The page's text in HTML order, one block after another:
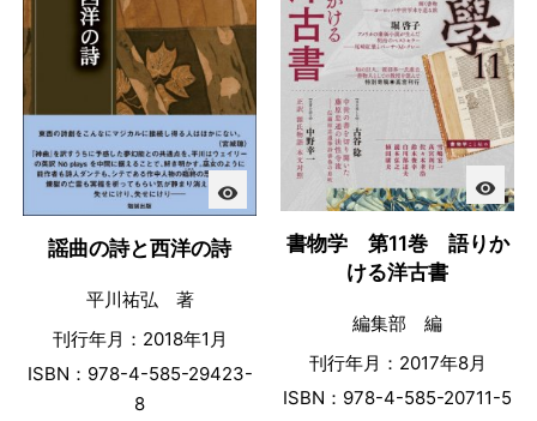
visibility
謡曲の詩と西洋の詩
平川祐弘 著
刊行年月：2018年1月
ISBN：978-4-585-29423-
8
visibility
書物学 第11巻 語りか
ける洋古書
編集部 編
刊行年月：2017年8月
ISBN：978-4-585-20711-5